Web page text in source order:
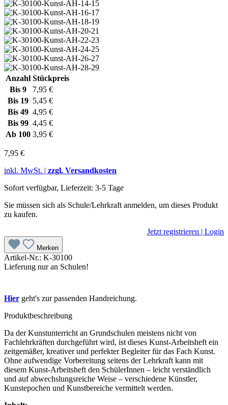
Anzahl Stückpreis
Bis 9
7,95 €
Bis 19 5,45 €
Bis 49 4,95 €
Bis 99 4,45 €
Ab 100 3,95 €
7,95 €
inkl. MwSt. | zzgl. Versandkosten
Sofort verfügbar, Lieferzeit: 3-5 Tage
Sie müssen sich als Schule/Lehrkraft anmelden, um dieses Produkt
zu kaufen.
Jetzt registrieren | Login
Merken
Artikel-Nr.: K-30100
Lieferung nur an Schulen!
Hier geht's zur passenden Handreichung.
Produktbeschreibung
Da der Kunstunterricht an Grundschulen meistens nicht von
Fachlehrkräften durchgeführt wird, ist dieses Kunst-Arbeitsheft ein
zeitgemäßer, kreativer und perfekter Begleiter für das Fach Kunst.
Ohne aufwendige Vorbereitung seitens der Lehrkraft kann mit
diesem Kunst-Arbeitsheft den SchülerInnen – leicht verständlich
und auf abwechslungsreiche Weise – verschiedene Künstler,
Kunstepochen und Kunstbereiche vermittelt werden.